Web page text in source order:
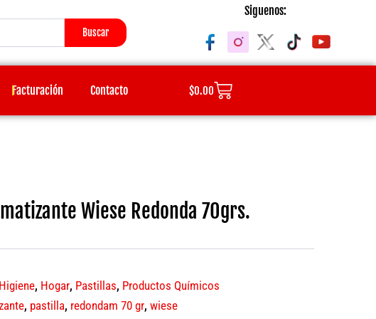
Buscar
Siguenos:
Facturación Contacto $0.00Cart
Wiese Redonda 70grs.
Higiene, Hogar, Pastillas, Productos Químicos
, pastilla, redondam 70 gr, wiese